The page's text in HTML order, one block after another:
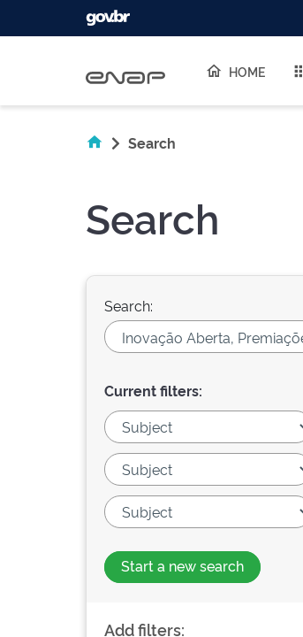
HOME
Search
Search
Search:
Current filters:
Start a new search
Add filters: